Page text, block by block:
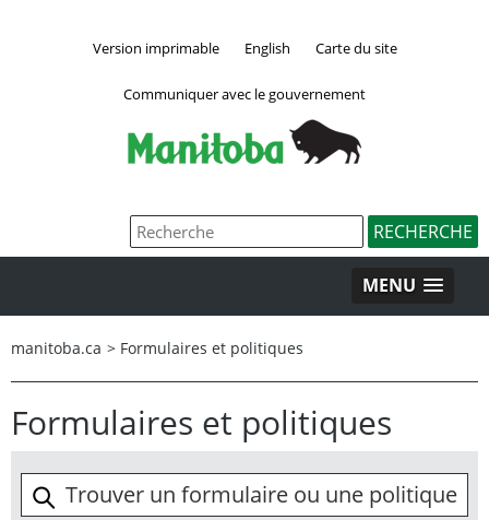
Version imprimable English Carte du site
Communiquer avec le gouvernement
MENU
manitoba.ca > Formulaires et politiques
Formulaires et politiques